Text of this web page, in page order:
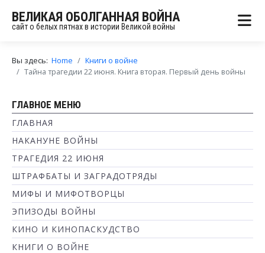
ВЕЛИКАЯ ОБОЛГАННАЯ ВОЙНА
сайт о белых пятнах в истории Великой войны
Вы здесь: Home
Книги о войне
Тайна трагедии 22 июня. Книга вторая. Первый день войны
ГЛАВНОЕ МЕНЮ
ГЛАВНАЯ
НАКАНУНЕ ВОЙНЫ
ТРАГЕДИЯ 22 ИЮНЯ
ШТРАФБАТЫ И ЗАГРАДОТРЯДЫ
МИФЫ И МИФОТВОРЦЫ
ЭПИЗОДЫ ВОЙНЫ
КИНО И КИНОПАСКУДСТВО
КНИГИ О ВОЙНЕ